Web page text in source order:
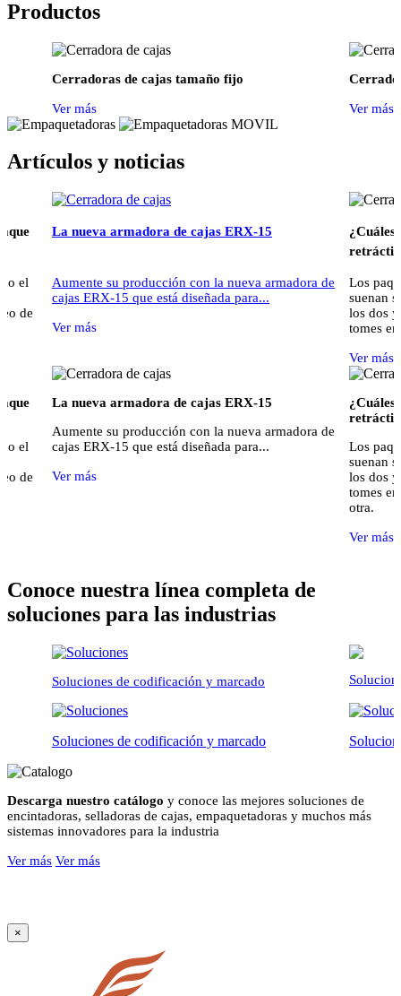
Productos
Cerradoras de cajas tamaño fijo
Ver más Ver más
Artículos y noticias
el
de
La nueva armadora de cajas ERX-15
Aumente su producción con la nueva armadora de
cajas ERX-15 que está diseñada para...
Ver más
¿Cuáles
retráctil
Los
suenan
los dos
tomes
Ver más
el
de
La nueva armadora de cajas ERX-15
Aumente su producción con la nueva armadora de
cajas ERX-15 que está diseñada para...
Ver más
¿Cuáles
retráctil
Los
suenan
los dos
tomes
otra.
Ver más
Conoce nuestra línea completa de
soluciones para las industrias
Soluciones de codificación y marcado
Soluciones de codificación y marcado
Descarga nuestro catálogo y conoce las mejores soluciones de
encintadoras, selladoras de cajas, empaquetadoras y muchos más
sistemas innovadores para la industria
Ver más Ver más
×